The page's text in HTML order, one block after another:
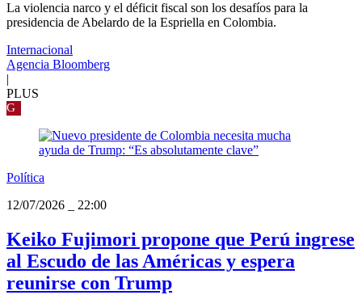
La violencia narco y el déficit fiscal son los desafíos para la
presidencia de Abelardo de la Espriella en Colombia.
Internacional
Agencia Bloomberg
|
PLUS
G
Política
12/07/2026
22:00
Keiko Fujimori propone que Perú ingrese
al Escudo de las Américas y espera
reunirse con Trump